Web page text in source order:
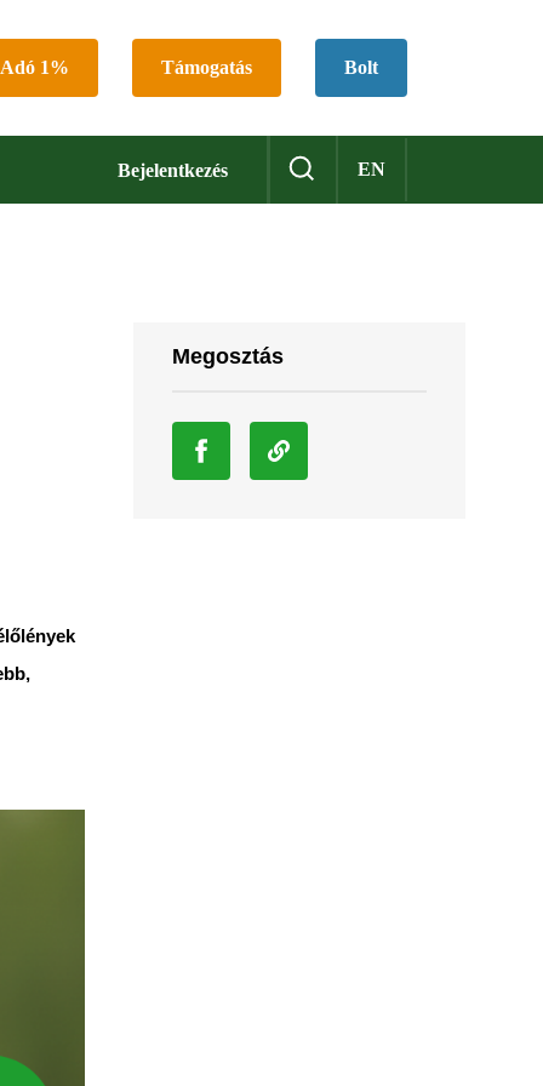
Adó 1% Támogatás Bolt
Bejelentkezés EN
Megosztás